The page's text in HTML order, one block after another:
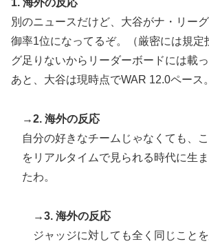
1. 海外の反応
別のニュースだけど、大谷がナ・リー
御率1位になってるぞ。（厳密には規定
グ足りないからリーダーボードには載っ
あと、大谷は現時点でWAR 12.0ペース。
→2. 海外の反応
自分の好きなチームじゃなくても、
をリアルタイムで見られる時代に生
たわ。
→3. 海外の反応
ジャッジに対しても全く同じこと